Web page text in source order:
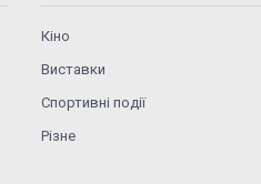
Кіно
Виставки
Спортивні події
Різне